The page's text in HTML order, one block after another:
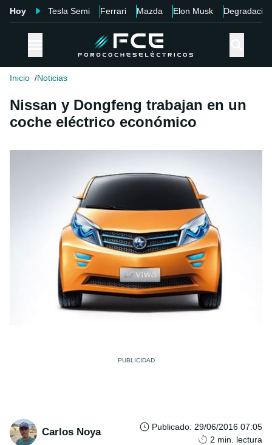
Hoy Tesla Semi Ferrari Mazda Elon Musk Degradación
Inicio Noticias
Nissan y Dongfeng trabajan en un
coche eléctrico económico
Carlos Noya Publicado: 29/06/2016 07:05
2 min. lectura